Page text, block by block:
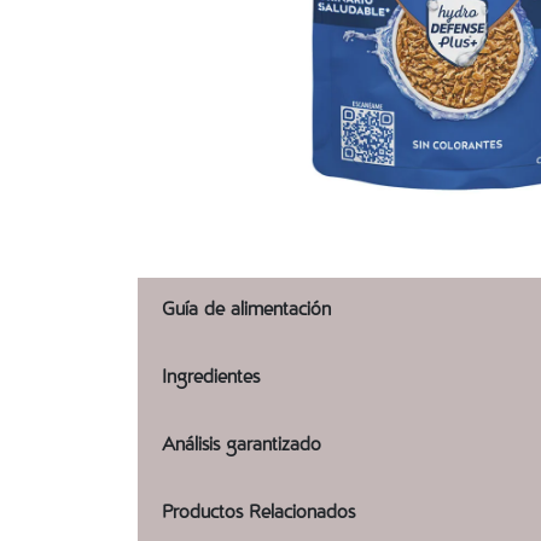
Guía de alimentación
Ingredientes
Análisis garantizado
Productos Relacionados